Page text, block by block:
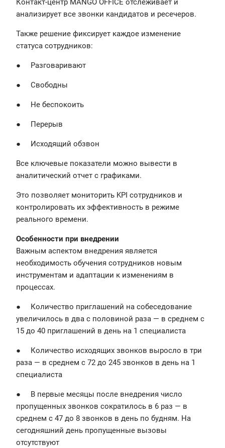
Контакт-центр MANGO OFFICE отслеживает и
анализирует все звонки кандидатов и ресечеров.
Также решение фиксирует каждое изменение
статуса сотрудников:
● Разговаривают
● Свободны
● Не беспокоить
● Перерыв
● Исходящий обзвон
Все ключевые показатели можно вывести в
аналитический отчет с графиками.
Это позволяет мониторить KPI сотрудников и
контролировать их эффективность в режиме
реального времени.
Особенности при внедрении
Важным аспектом внедрения является
необходимость обучения сотрудников новым
инструментам и адаптации к изменениям в
процессах.
● Количество приглашений на собеседование
увеличилось в два с половиной раза — в среднем с
15 до 40 приглашений в день на 1 специалиста
● Количество исходящих звонков выросло в три
раза — в среднем с 72 до 245 звонков в день на 1
специалиста
● В первые месяцы после внедрения число
пропущенных звонков сократилось в 6 раз — в
среднем с 47 до 8 звонков в день по будням. На
сегодняшний день пропущенные вызовы
отсутствуют